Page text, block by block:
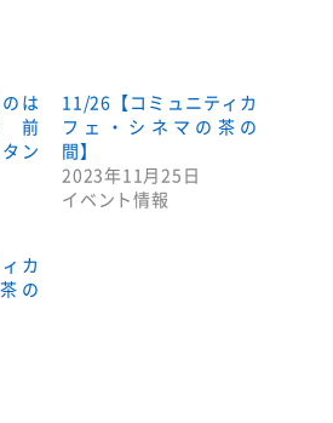
は
前
ン
11/26【コミュニティカ
フェ・シネマの茶の
間】
2023年11月25日
イベント情報
カ
の